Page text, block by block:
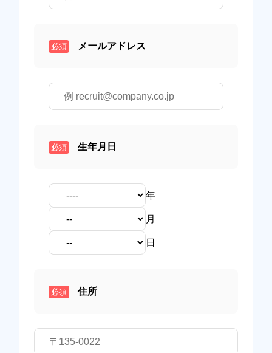
必須 メールアドレス
必須 生年月日
年
月
日
必須 住所